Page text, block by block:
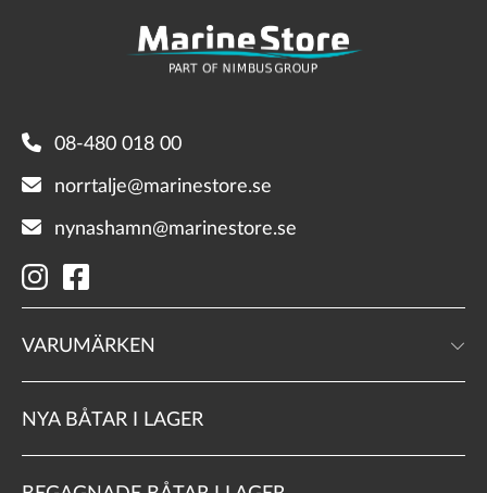
08-480 018 00
norrtalje@marinestore.se
nynashamn@marinestore.se
VARUMÄRKEN
NYA BÅTAR I LAGER